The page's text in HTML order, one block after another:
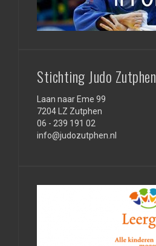
Stichting Judo Zutphen
Laan naar Eme 99
7204 LZ Zutphen
06 - 239 191 02
info@judozutphen.nl